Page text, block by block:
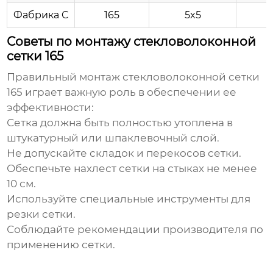
Фабрика C 165 5x5
Советы по монтажу стекловолоконной
сетки 165
Правильный монтаж стекловолоконной сетки
165 играет важную роль в обеспечении ее
эффективности:
Сетка должна быть полностью утоплена в
штукатурный или шпаклевочный слой.
Не допускайте складок и перекосов сетки.
Обеспечьте нахлест сетки на стыках не менее
10 см.
Используйте специальные инструменты для
резки сетки.
Соблюдайте рекомендации производителя по
применению сетки.